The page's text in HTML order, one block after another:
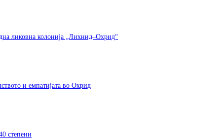
ликовна колонија „Лихнид–Охрид“
и емпатијата во Охрид
степени